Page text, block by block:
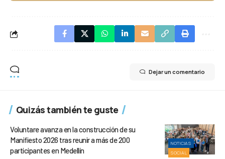
Dejar un comentario
Quizás también te guste
NOTICIAS
SOCIAL
Voluntare avanza en la construcción de su
Manifiesto 2026 tras reunir a más de 200
participantes en Medellín